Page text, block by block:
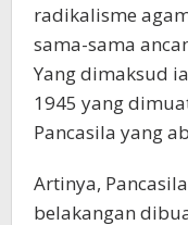
radikalisme
sama-sama
Yang dimaksud
1945 yang
Pancasila yang
Artinya,
belakangan